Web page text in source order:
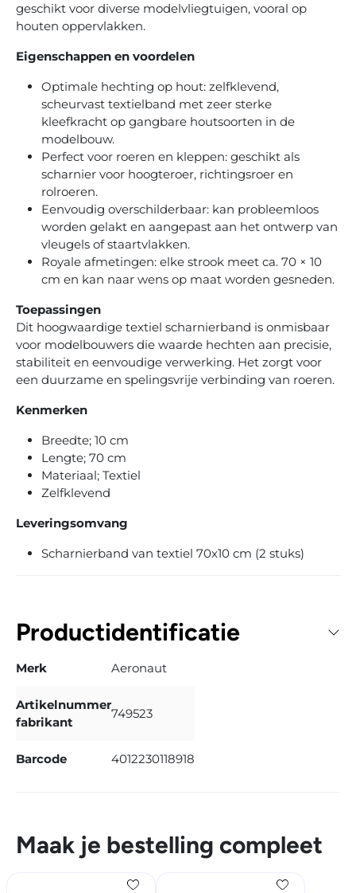
geschikt voor diverse modelvliegtuigen, vooral op
houten oppervlakken.
Eigenschappen en voordelen
Optimale hechting op hout: zelfklevend,
scheurvast textielband met zeer sterke
kleefkracht op gangbare houtsoorten in de
modelbouw.
Perfect voor roeren en kleppen: geschikt als
scharnier voor hoogteroer, richtingsroer en
rolroeren.
Eenvoudig overschilderbaar: kan probleemloos
worden gelakt en aangepast aan het ontwerp van
vleugels of staartvlakken.
Royale afmetingen: elke strook meet ca. 70 × 10
cm en kan naar wens op maat worden gesneden.
Toepassingen
Dit hoogwaardige textiel scharnierband is onmisbaar
voor modelbouwers die waarde hechten aan precisie,
stabiliteit en eenvoudige verwerking. Het zorgt voor
een duurzame en spelingsvrije verbinding van roeren.
Kenmerken
Breedte; 10 cm
Lengte; 70 cm
Materiaal; Textiel
Zelfklevend
Leveringsomvang
Scharnierband van textiel 70x10 cm (2 stuks)
Productidentificatie
Merk Aeronaut
Artikelnummer
fabrikant
749523
Barcode 4012230118918
Maak je bestelling compleet